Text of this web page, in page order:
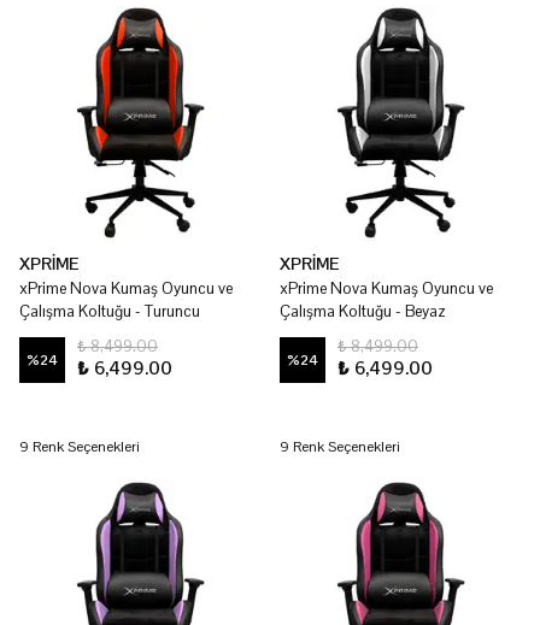
XPRİME
xPrime Nova Kumaş Oyuncu ve
Çalışma Koltuğu - Turuncu
%24
₺ 8,499.00
₺ 6,499.00
9 Renk Seçenekleri
XPRİME
xPrime Nova Kumaş Oyuncu ve
Çalışma Koltuğu - Beyaz
%24
₺ 8,499.00
₺ 6,499.00
9 Renk Seçenekleri